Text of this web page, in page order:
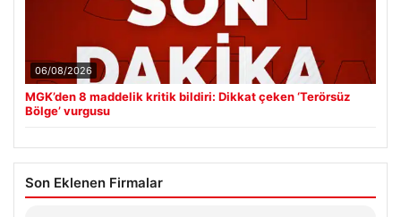
06/08/2026
MGK’den 8 maddelik kritik bildiri: Dikkat çeken ‘Terörsüz
Bölge’ vurgusu
Son Eklenen Firmalar